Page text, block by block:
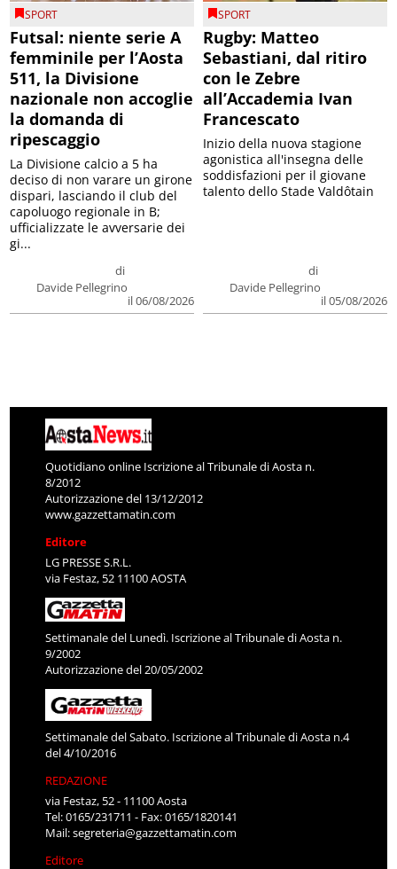
SPORT
Futsal: niente serie A
femminile per l’Aosta
511, la Divisione
nazionale non accoglie
la domanda di
ripescaggio
di
Davide Pellegrino
il 06/08/2026
La Divisione calcio a 5 ha
deciso di non varare un girone
dispari, lasciando il club del
capoluogo regionale in B;
ufficializzate le avversarie dei
gi...
SPORT
Rugby: Matteo
Sebastiani, dal ritiro
con le Zebre
all’Accademia Ivan
Francescato
di
Davide Pellegrino
il 05/08/2026
Inizio della nuova stagione
agonistica all'insegna delle
soddisfazioni per il giovane
talento dello Stade Valdôtain
Quotidiano online Iscrizione al Tribunale di Aosta n.
8/2012
Autorizzazione del 13/12/2012
www.gazzettamatin.com
Editore
LG PRESSE S.R.L.
via Festaz, 52 11100 AOSTA
Settimanale del Lunedì. Iscrizione al Tribunale di Aosta n.
9/2002
Autorizzazione del 20/05/2002
Settimanale del Sabato. Iscrizione al Tribunale di Aosta n.4
del 4/10/2016
REDAZIONE
via Festaz, 52 - 11100 Aosta
Tel: 0165/231711 - Fax: 0165/1820141
Mail:segreteria@gazzettamatin.com
Editore